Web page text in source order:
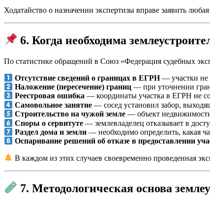
Ходатайство о назначении экспертизы вправе заявить
6. Когда необходима
По статистике обращений в Союз «Федерация судебных
Отсутствие сведений о границах в ЕГРН— участки не
Наложение (пересечение) границ — при уточнении
Реестровая ошибка — координаты участка в ЕГРН не
Самовольное занятие — сосед установил забор,
Строительство на чужой земле — объект
Споры о сервитуте — землевладелец отказывает в
Раздел дома и земли — необходимо определить, какая
Оспаривание решений об отказе в предоставлении
В каждом из этих случаев своевременно проведенная
7. Методологическая основа